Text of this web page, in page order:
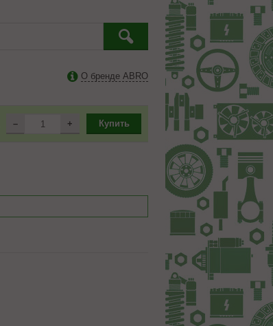
О бренде ABRO
– + Купить